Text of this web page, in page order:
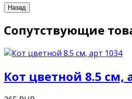
Сопутствующие
Кот цветной 8.5 см,